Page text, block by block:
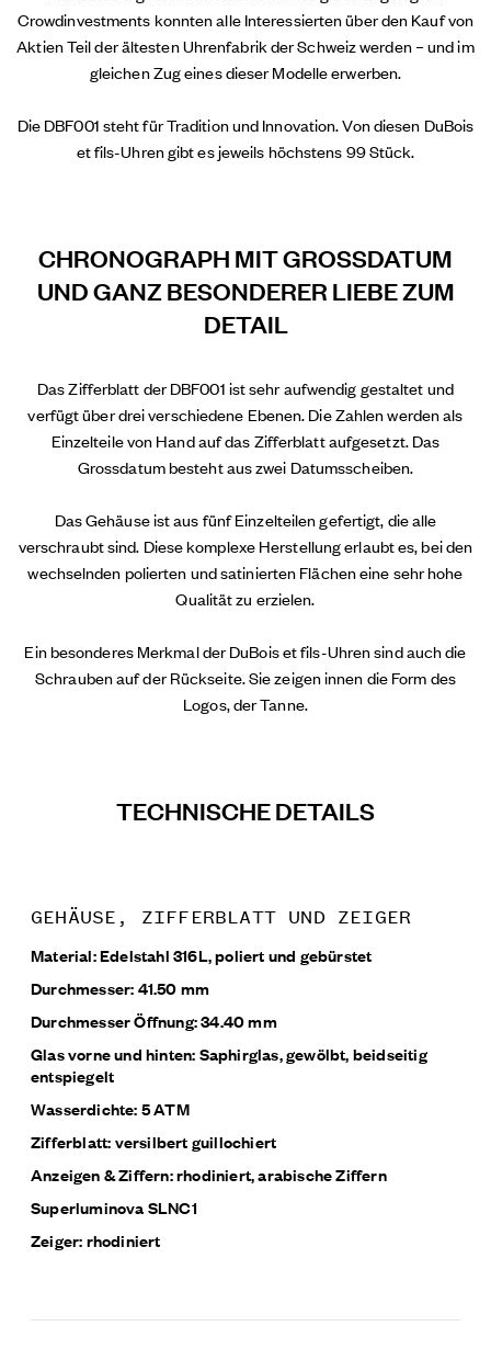
Crowdinvestments konnten alle Interessierten über den Kauf von
Aktien Teil der ältesten Uhrenfabrik der Schweiz werden – und im
gleichen Zug eines dieser Modelle erwerben.
Die DBF001 steht für Tradition und Innovation. Von diesen DuBois
et fils-Uhren gibt es jeweils höchstens 99 Stück.
CHRONOGRAPH MIT GROSSDATUM
UND GANZ BESONDERER LIEBE ZUM
DETAIL
Das Zifferblatt der DBF001 ist sehr aufwendig gestaltet und
verfügt über drei verschiedene Ebenen. Die Zahlen werden als
Einzelteile von Hand auf das Zifferblatt aufgesetzt. Das
Grossdatum besteht aus zwei Datumsscheiben.
Das Gehäuse ist aus fünf Einzelteilen gefertigt, die alle
verschraubt sind. Diese komplexe Herstellung erlaubt es, bei den
wechselnden polierten und satinierten Flächen eine sehr hohe
Qualität zu erzielen.
Ein besonderes Merkmal der DuBois et fils-Uhren sind auch die
Schrauben auf der Rückseite. Sie zeigen innen die Form des
Logos, der Tanne.
TECHNISCHE DETAILS
GEHÄUSE, ZIFFERBLATT UND ZEIGER
Material: Edelstahl 316L, poliert und gebürstet
Durchmesser: 41.50 mm
Durchmesser Öffnung: 34.40 mm
Glas vorne und hinten: Saphirglas, gewölbt, beidseitig
entspiegelt
Wasserdichte: 5 ATM
Zifferblatt: versilbert guillochiert
Anzeigen & Ziffern: rhodiniert, arabische Ziffern
Superluminova SLNC1
Zeiger: rhodiniert